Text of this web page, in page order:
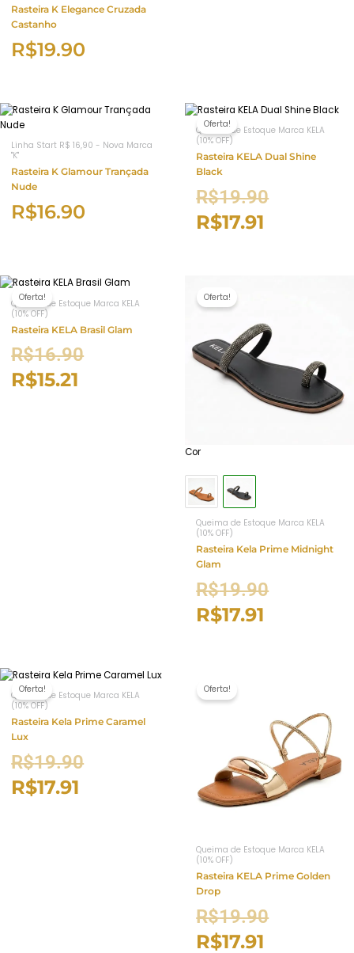
Rasteira K Elegance Cruzada
Castanho
R$19.90
Linha Start R$ 16,90 - Nova Marca
"K"
Rasteira K Glamour Trançada
Nude
R$16.90
Oferta!
Queima de Estoque Marca KELA
(10% OFF)
Rasteira KELA Dual Shine
Black
R$19.90
R$17.91
Oferta!
Queima de Estoque Marca KELA
(10% OFF)
Rasteira KELA Brasil Glam
R$16.90
R$15.21
Cor
Oferta!
Queima de Estoque Marca KELA
(10% OFF)
Rasteira Kela Prime Midnight
Glam
R$19.90
R$17.91
Oferta!
Queima de Estoque Marca KELA
(10% OFF)
Rasteira Kela Prime Caramel
Lux
R$19.90
R$17.91
Oferta!
Queima de Estoque Marca KELA
(10% OFF)
Rasteira KELA Prime Golden
Drop
R$19.90
R$17.91